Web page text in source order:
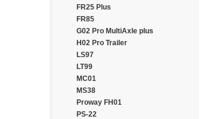
Compasal
Constancy
Continental
Cooper
Cooper Chengshan
Cossack
Cratos
CrossWind
Daewoo
Dayton
FR25 Plus
FR85
G02 Pro MultiAxle plus
H02 Pro Trailer
LS97
LT99
MC01
MS38
Proway FH01
PS-22